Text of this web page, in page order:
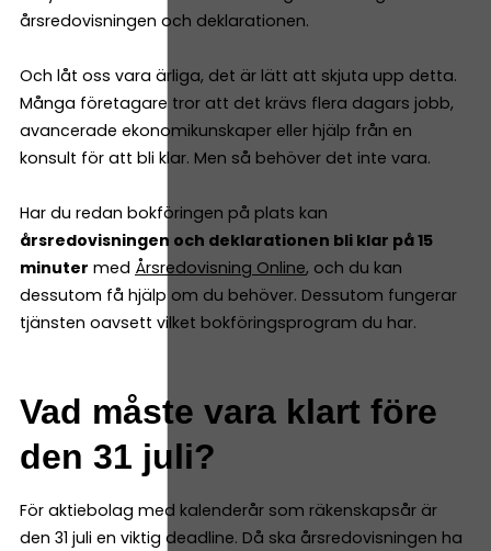
årsredovisningen och deklarationen.
Och låt oss vara ärliga, det är lätt att skjuta upp detta.
Många företagare tror att det krävs flera dagars jobb,
avancerade ekonomikunskaper eller hjälp från en
konsult för att bli klar. Men så behöver det inte vara.
Har du redan bokföringen på plats kan
årsredovisningen och deklarationen bli klar på 15
minuter med Årsredovisning Online, och du kan
dessutom få hjälp om du behöver. Dessutom fungerar
tjänsten oavsett vilket bokföringsprogram du har.
Vad måste vara klart före
den 31 juli?
För aktiebolag med kalenderår som räkenskapsår är
den 31 juli en viktig deadline. Då ska årsredovisningen ha